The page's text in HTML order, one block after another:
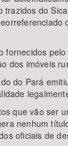
trazidos do
fornecidos
dos imóveis
do Pará
que vão ser
nenhum
oficiais de